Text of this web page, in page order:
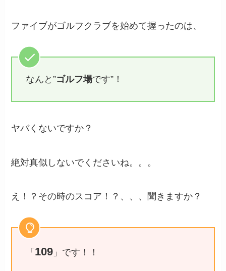
ファイブがゴルフクラブを始めて握ったのは、
なんと”ゴルフ場です”！
ヤバくないですか？
絶対真似しないでくださいね。。。
え！？その時のスコア！？、、、聞きますか？
「 109 」です！！